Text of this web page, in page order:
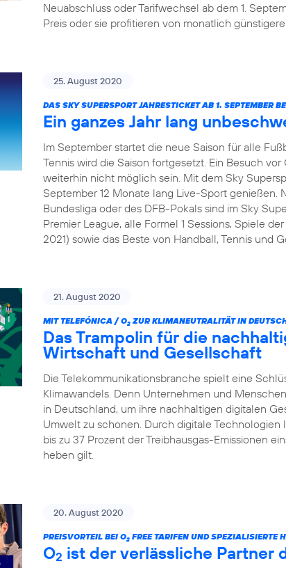
Neuabschluss oder Tarifwechsel ab dem 1.
Preis oder sie profitieren von monatlich
25. August 2020
DAS SKY SUPERSPORT JAHRESTICKET AB 1. SEPTEMBER
Ein ganzes Jahr lang
Im September startet die neue Saison für alle
Tennis wird die Saison fortgesetzt. Ein Besuch
weiterhin nicht möglich sein. Mit dem Sky
September 12 Monate lang Live-Sport genießen.
Bundesliga oder des DFB-Pokals sind im Sky
Premier League, alle Formel 1 Sessions, Spiele
2021) sowie das Beste von Handball, Tennis und
21. August 2020
MIT TELEFÓNICA / O2 ZUR KLIMANEUTRALITÄT IN
Das Trampolin für die
Wirtschaft und Gesellschaft
Die Telekommunikationsbranche spielt eine
Klimawandels. Denn Unternehmen und
in Deutschland, um ihre nachhaltigen digitalen
Umwelt zu schonen. Durch digitale Technologien
bis zu 37 Prozent der Treibhausgas-Emissionen
heben gilt.
20. August 2020
PREISVORTEIL BEI O2 FREE TARIFEN UND SPEZIALISIERTE
O2 ist der verlässliche Partner